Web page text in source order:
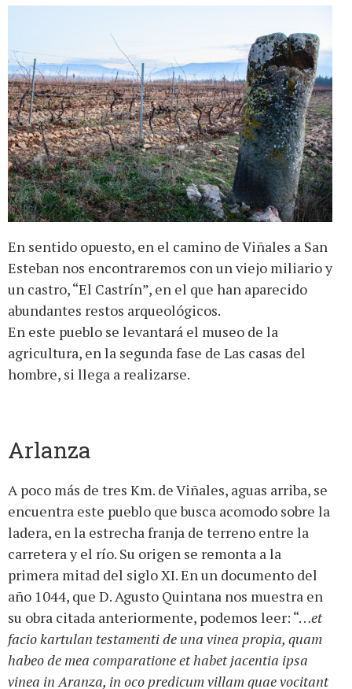
En sentido opuesto, en el camino de Viñales a San
Esteban nos encontraremos con un viejo miliario y
un castro, “El Castrín”, en el que han aparecido
abundantes restos arqueológicos.
En este pueblo se levantará el museo de la
agricultura, en la segunda fase de Las casas del
hombre, si llega a realizarse.
Arlanza
A poco más de tres Km. de Viñales, aguas arriba, se
encuentra este pueblo que busca acomodo sobre la
ladera, en la estrecha franja de terreno entre la
carretera y el río. Su origen se remonta a la
primera mitad del siglo XI. En un documento del
año 1044, que D. Agusto Quintana nos muestra en
su obra citada anteriormente, podemos leer: “…et
facio kartulan testamenti de una vinea propia, quam
habeo de mea comparatione et habet jacentia ipsa
vinea in Aranza, in oco predicum villam quae vocitant